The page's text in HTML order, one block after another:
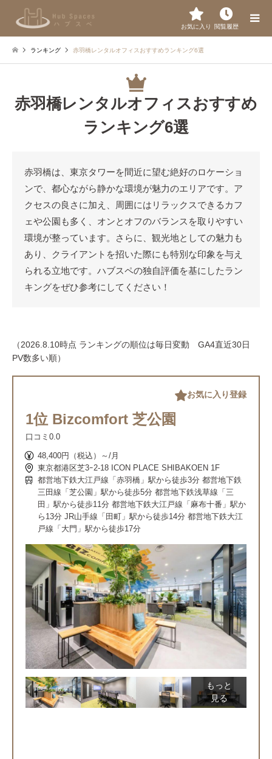
お気に入り 閲覧履歴
ランキング 赤羽橋レンタルオフィスおすすめランキング6選
赤羽橋レンタルオフィスおすすめ
ランキング6選
赤羽橋は、東京タワーを間近に望む絶好のロケーショ
ンで、都心ながら静かな環境が魅力のエリアです。ア
クセスの良さに加え、周囲にはリラックスできるカフ
ェや公園も多く、オンとオフのバランスを取りやすい
環境が整っています。さらに、観光地としての魅力も
あり、クライアントを招いた際にも特別な印象を与え
られる立地です。ハブスペの独自評価を基にしたラン
キングをぜひ参考にしてください！
（2026.8.10時点 ランキングの順位は毎日変動 GA4直近30日
PV数多い順）
1位 Bizcomfort 芝公園
口コミ 0.0
48,400円（税込）～/月
東京都港区芝3ｰ2-18 ICON PLACE SHIBAKOEN 1F
都営地下鉄大江戸線「赤羽橋」駅から徒歩3分 都営地下鉄
三田線「芝公園」駅から徒歩5分 都営地下鉄浅草線「三
田」駅から徒歩11分 都営地下鉄大江戸線「麻布十番」駅か
ら13分 JR山手線「田町」駅から徒歩14分 都営地下鉄大江
戸線「大門」駅から徒歩17分
お気に入り登録
もっと
見る